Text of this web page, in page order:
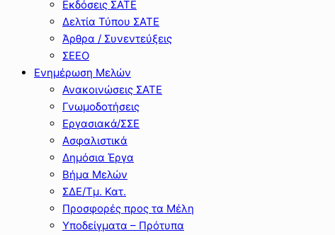
Εκδόσεις ΣΑΤΕ
Δελτία Τύπου ΣΑΤΕ
Άρθρα / Συνεντεύξεις
ΣΕΕΟ
Ενημέρωση Μελών
Ανακοινώσεις ΣΑΤΕ
Γνωμοδοτήσεις
Εργασιακά/ΣΣΕ
Ασφαλιστικά
Δημόσια Έργα
Βήμα Μελών
ΣΔΕ/Τμ. Κατ.
Προσφορές προς τα Μέλη
Υποδείγματα – Πρότυπα